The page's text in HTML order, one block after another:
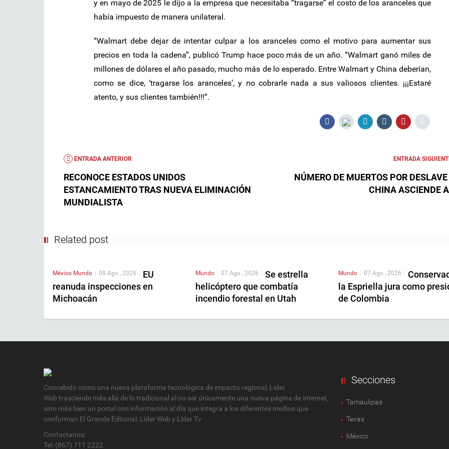
y en mayo de 2025 le dijo a la empresa que necesitaba “tragarse” el costo de los aranceles que
había impuesto de manera unilateral.
“Walmart debe dejar de intentar culpar a los aranceles como el motivo para aumentar sus
precios en toda la cadena”, publicó Trump hace poco más de un año. “Walmart ganó miles de
millones de dólares el año pasado, mucho más de lo esperado. Entre Walmart y China deberían,
como se dice, ‘tragarse los aranceles’, y no cobrarle nada a sus valiosos clientes. ¡¡¡Estaré
atento, y sus clientes también!!!”.
ENTRADA ANTERIOR
RECONOCE ESTADOS UNIDOS
ESTANCAMIENTO TRAS NUEVA ELIMINACIÓN
MUNDIALISTA
ENTRADA
NÚMERO DE MUERTOS POR DESLAVE
CHINA ASCIENDE
Related post
México Mundo | 08 Ago , 2026 | EU
reanuda inspecciones en
Michoacán
Mundo | 07 Ago , 2026 | Se estrella
helicóptero que combatía
incendio forestal en Utah
Mundo | 07 Ago , 2026 |
la Espriella jura como
de Colombia
Concebido como una nueva plataforma tecnológica de impacto regional, Lider
Web trasciende más allá de lo tradicional al no ser únicamente una nueva página de internet,
sino más bien un portal con información al día que integra a los diferentes medios que
conforman El Grande Editorial: Líder Web y Líder Tv
Contactanos:
Tel: (867) 711 2222
Secciones
Tamaulipas
Texas
México